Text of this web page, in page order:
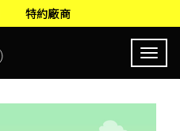
特約廠商